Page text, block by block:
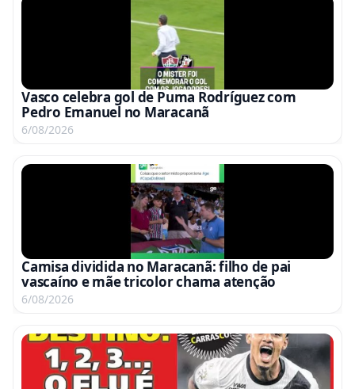
Vasco celebra gol de Puma Rodríguez com
Pedro Emanuel no Maracanã
6/08/2026
Camisa dividida no Maracanã: filho de pai
vascaíno e mãe tricolor chama atenção
6/08/2026